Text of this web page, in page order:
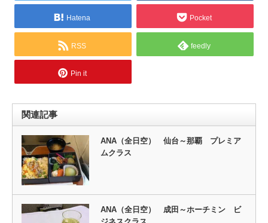
Hatena Pocket
RSS feedly
Pin it
関連記事
ANA（全日空） 仙台～那覇 プレミア
ムクラス
ANA（全日空） 成田～ホーチミン ビ